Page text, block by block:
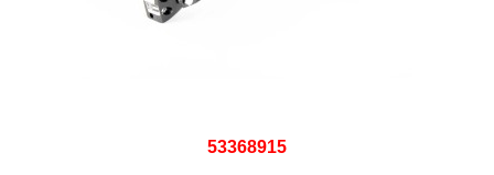
53368915